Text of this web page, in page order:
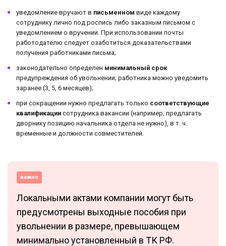
уведомление вручают в письменном виде каждому
сотруднику лично под роспись либо заказным письмом с
уведомлением о вручении. При использовании почты
работодателю следует озаботиться доказательствами
получения работниками письма;
законодательно определен минимальный срок
предупреждения об увольнении; работника можно уведомить
заранее (3, 5, 6 месяцев);
при сокращении нужно предлагать только соответствующие
квалификации сотрудника вакансии (например, предлагать
дворнику позицию начальника отдела не нужно), в т. ч.
временные и должности совместителей.
важно
Локальными актами компании могут быть
предусмотрены выходные пособия при
увольнении в размере, превышающем
минимально установленный в ТК РФ.